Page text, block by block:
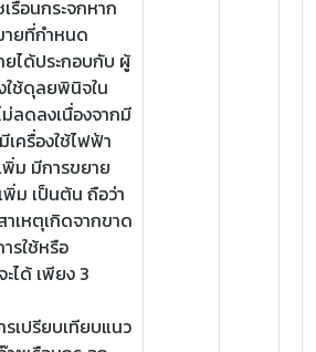
อนกระจกหาก
ายที่กำหนด
ได้ประกอบกับ ผู้
ใช้ดุลยพินิจใน
ลดลงเนื่องจากมี
ครื่องใช้ไฟฟ้า
พิ่ม มีการขยาย
ม เป็นต้น ถือว่า
เหตุเกิดจากขาด
รใช้หรือ
ได้ เพียง 3
ปรียบเทียบแนว